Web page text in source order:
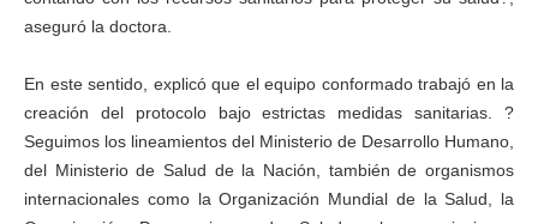
aseguró la doctora.
En este sentido, explicó que el equipo conformado trabajó en la
creación del protocolo bajo estrictas medidas sanitarias. ?
Seguimos los lineamientos del Ministerio de Desarrollo Humano,
del Ministerio de Salud de la Nación, también de organismos
internacionales como la Organización Mundial de la Salud, la